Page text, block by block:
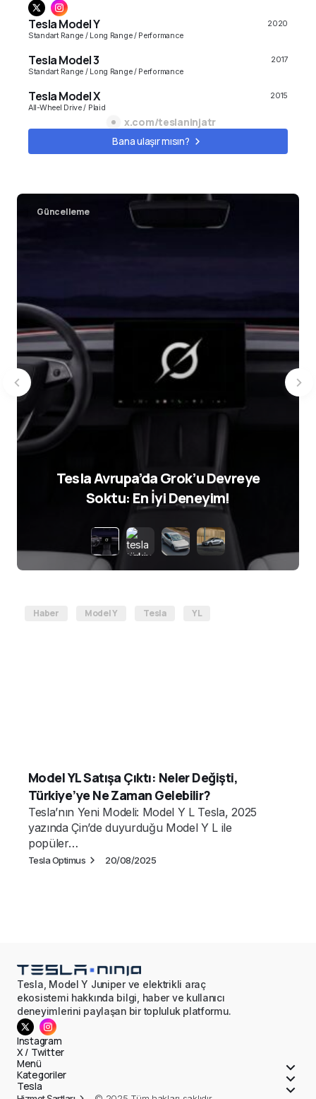
Tesla Model Y
2020
Standart Range / Long Range / Performance
Tesla Model 3
2017
Standart Range / Long Range / Performance
Tesla Model X
2015
All-Wheel Drive / Plaid
Model S
2010
x.com/teslaninjatr
Bana ulaşır mısın?
Güncelleme
Tesla Avrupa’da Grok’u Devreye
Soktu: En İyi Deneyim!
Haber Model Y Tesla YL
Model YL Satışa Çıktı: Neler Değişti,
Türkiye’ye Ne Zaman Gelebilir?
Tesla’nın Yeni Modeli: Model Y L Tesla, 2025
yazında Çin’de duyurduğu Model Y L ile
popüler…
Tesla Optimus 20/08/2025
Tesla, Model Y Juniper ve elektrikli araç
ekosistemi hakkında bilgi, haber ve kullanıcı
deneyimlerini paylaşan bir topluluk platformu.
Instagram
X / Twitter
Menü
Kategoriler
Tesla